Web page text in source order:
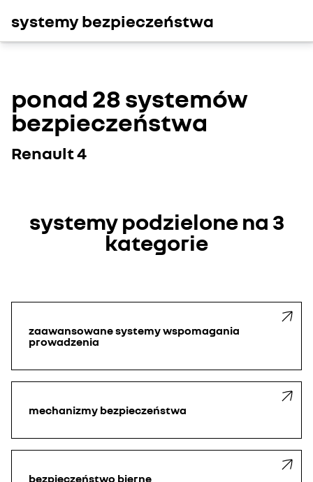
systemy bezpieczeństwa
ponad 28 systemów
bezpieczeństwa
Renault 4
systemy podzielone na 3
kategorie
zaawansowane systemy wspomagania
prowadzenia
mechanizmy bezpieczeństwa
bezpieczeństwo bierne